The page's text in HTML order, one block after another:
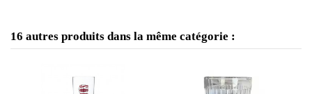
16 autres produits dans la même catégorie :